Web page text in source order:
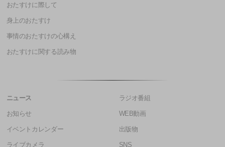
おたすけに際して
身上のおたすけ
事情のおたすけの心構え
おたすけに関する読み物
ニュース
お知らせ
イベントカレンダー
ライブカメラ
ラジオ番組
WEB動画
出版物
SNS